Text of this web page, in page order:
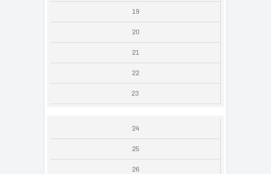
19
20
21
22
23
24
25
26